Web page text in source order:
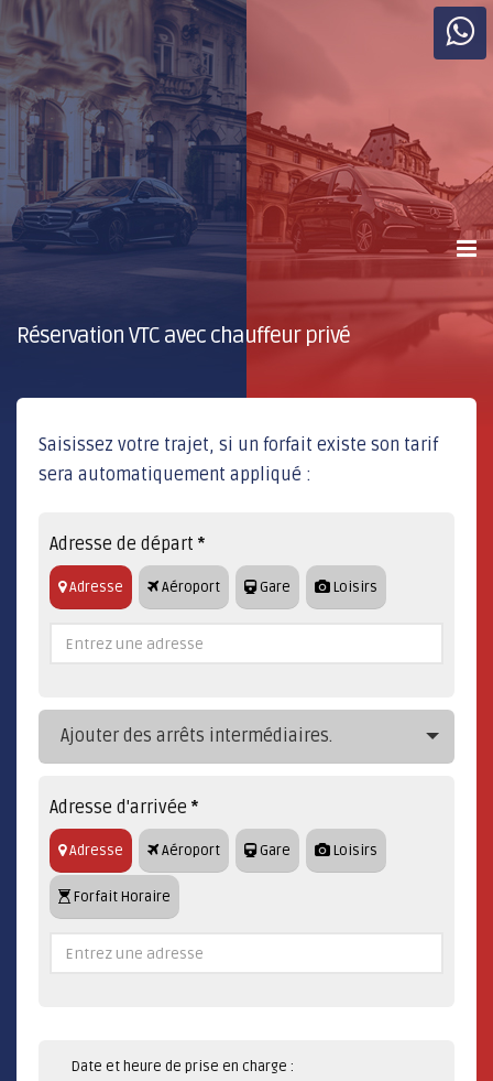
Réservation VTC avec chauffeur privé
Saisissez votre trajet, si un forfait existe son tarif
sera automatiquement appliqué :
Adresse de départ *
Adresse Aéroport Gare Loisirs
Ajouter des arrêts intermédiaires.
Adresse d'arrivée *
Adresse Aéroport Gare Loisirs
Forfait Horaire
Date et heure de prise en charge :